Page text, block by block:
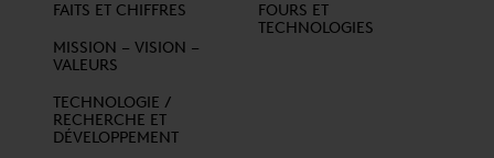
FAITS ET CHIFFRES
MISSION – VISION –
VALEURS
TECHNOLOGIE /
RECHERCHE ET
DÉVELOPPEMENT
FOURS ET
TECHNOLOGIES